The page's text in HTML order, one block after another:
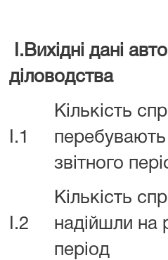
I.Вихідні дані
діловодства
I.1
Кількість
перебувають
звітного
I.2
Кількість
надійшли на
період